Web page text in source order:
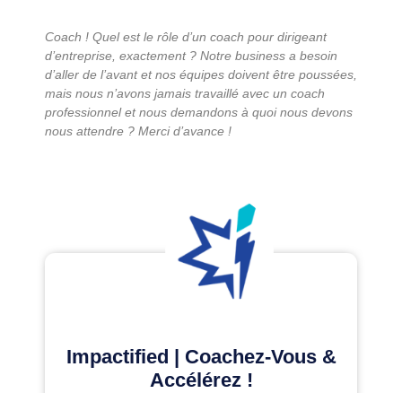
Coach ! Quel est le rôle d’un coach pour dirigeant
d’entreprise, exactement ? Notre business a besoin
d’aller de l’avant et nos équipes doivent être poussées,
mais nous n’avons jamais travaillé avec un coach
professionnel et nous demandons à quoi nous devons
nous attendre ? Merci d’avance !
Impactified | Coachez-Vous &
Accélérez !